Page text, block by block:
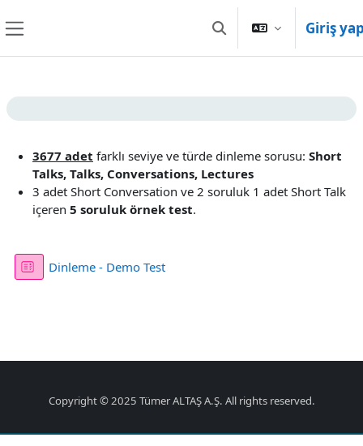
Arama girişini değiştir
Giriş
Bölüm anahatları
3677 adet farklı seviye ve türde dinleme sorusu: Short
Talks, Talks, Conversations, Lectures
3 adet Short Conversation ve 2 soruluk 1 adet Short Talk
içeren 5 soruluk örnek test.
Dinleme - Demo TestSınav
Copyright © 2025 Tümer ALTAŞ A.Ş. All rights reserved.